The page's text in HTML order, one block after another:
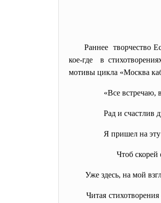
Раннее творчество
кое-где в
мотивы цикла «Москва
«Все встречаю,
Рад и счастлив
Я пришел на
Чтоб скорей ее
Уже здесь, на мой
Читая